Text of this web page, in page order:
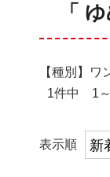
「
【種別】
1件中 1
表示順